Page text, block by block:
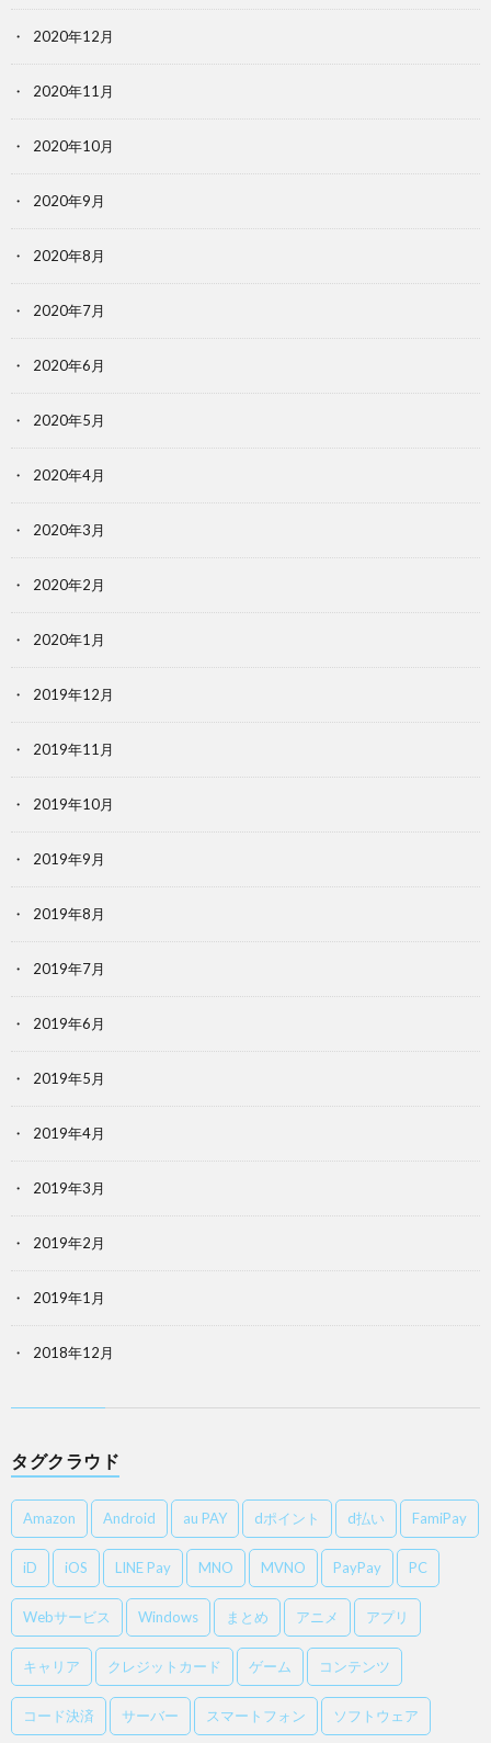
2020年12月
2020年11月
2020年10月
2020年9月
2020年8月
2020年7月
2020年6月
2020年5月
2020年4月
2020年3月
2020年2月
2020年1月
2019年12月
2019年11月
2019年10月
2019年9月
2019年8月
2019年7月
2019年6月
2019年5月
2019年4月
2019年3月
2019年2月
2019年1月
2018年12月
タグクラウド
Amazon Android au PAY dポイント d払い FamiPay
iD iOS LINE Pay MNO MVNO PayPay PC
Webサービス Windows まとめ アニメ アプリ
キャリア クレジットカード ゲーム コンテンツ
コード決済 サーバー スマートフォン ソフトウェア